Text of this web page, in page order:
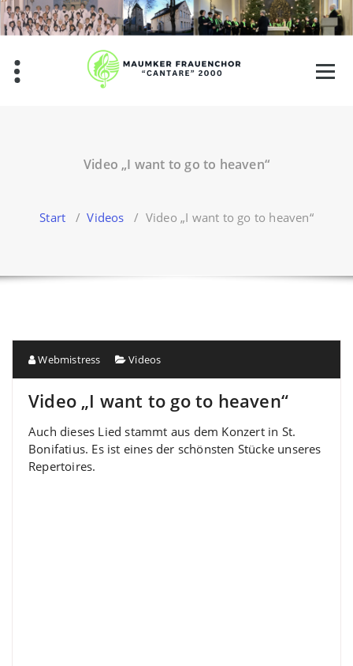
Zum
Inhalt
springen
Video „I want to go to heaven“
Start /Videos / Video „I want to go to heaven“
Webmistress Videos
Video „I want to go to heaven“
Auch dieses Lied stammt aus dem Konzert in St.
Bonifatius. Es ist eines der schönsten Stücke unseres
Repertoires.